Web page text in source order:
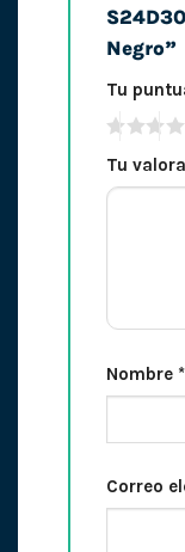
Negro”
Tu
Tu
Nombre *
Correo